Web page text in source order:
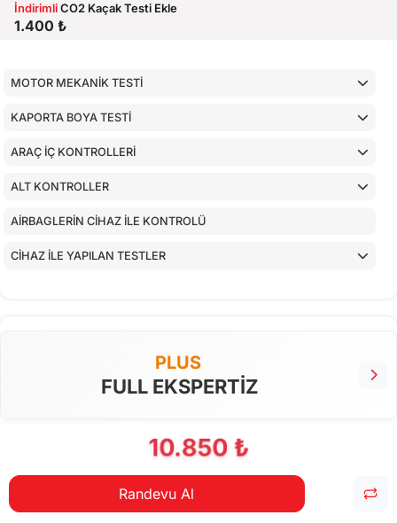
İndirimliCO2 Kaçak Testi Ekle
1.400 ₺
MOTOR MEKANİK TESTİ
KAPORTA BOYA TESTİ
ARAÇ İÇ KONTROLLERİ
ALT KONTROLLER
AİRBAGLERİN CİHAZ İLE KONTROLÜ
CİHAZ İLE YAPILAN TESTLER
PLUS
FULL EKSPERTİZ
10.850 ₺
Randevu Al